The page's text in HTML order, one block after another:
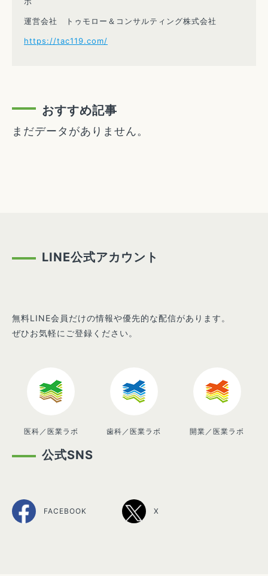
運営会社 トゥモロー＆コンサルティング株式会社
https://tac119.com/
おすすめ記事
まだデータがありません。
LINE公式アカウント
無料LINE会員だけの情報や優先的な配信があります。
ぜひお気軽にご登録ください。
医科／医業ラボ 歯科／医業ラボ 開業／医業ラボ
公式SNS
FACEBOOK X